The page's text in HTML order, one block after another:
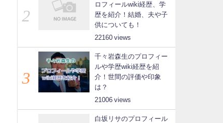
ロフィールwiki経歴、学
歴を紹介！結婚、夫や子
供についても！
22160
千々岩森生のプロフィー
ルや学歴wiki経歴を紹
介！世間の評価や印象
は？
21006
白坂リサのプロフィール